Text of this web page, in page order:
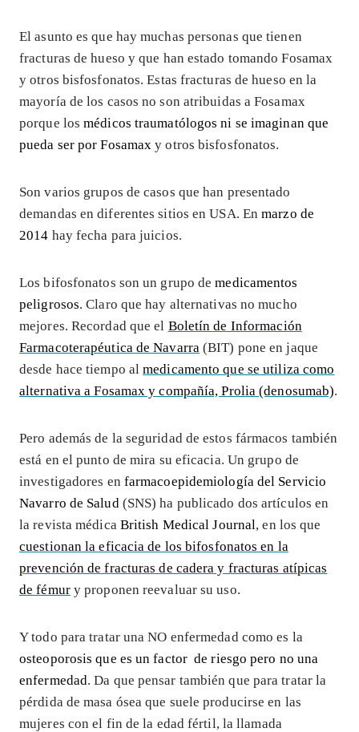
El asunto es que hay muchas personas que tienen
fracturas de hueso y que han estado tomando Fosamax
y otros bisfosfonatos. Estas fracturas de hueso en la
mayoría de los casos no son atribuidas a Fosamax
porque losmédicos traumatólogos ni se imaginan que
pueda ser por Fosamax y otros bisfosfonatos.
Son varios grupos de casos que han presentado
demandas en diferentes sitios en USA. Enmarzo de
2014 hay fecha para juicios.
Los bifosfonatos son un grupo demedicamentos
peligrosos. Claro que hay alternativas no mucho
mejores. Recordad que el Boletín de Información
Farmacoterapéutica de Navarra (BIT) pone en jaque
desde hace tiempo almedicamento que se utiliza como
alternativa a Fosamax y compañía, Prolia (denosumab).
Pero además de la seguridad de estos fármacos también
está en el punto de mira su eficacia. Un grupo de
investigadores en farmacoepidemiología del Servicio
Navarro de Salud (SNS) ha publicado dos artículos en
la revista médica British Medical Journal, en los que
cuestionan la eficacia de los bifosfonatos en la
prevención de fracturas de cadera y fracturas atípicas
de fémury proponen reevaluar su uso.
Y todo para tratar una NO enfermedad como es la
osteoporosis que es un factor de riesgo pero no una
enfermedad. Da que pensar también que para tratar la
pérdida de masa ósea que suele producirse en las
mujeres con el fin de la edad fértil, la llamada